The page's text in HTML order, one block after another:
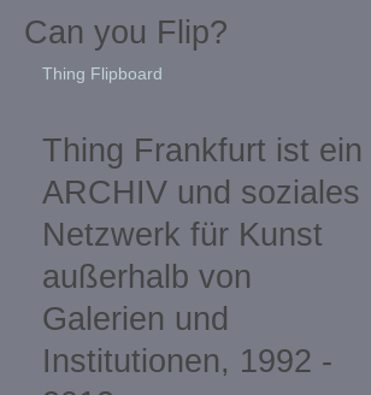
Can you Flip?
Thing Flipboard
Thing Frankfurt ist ein
ARCHIV und soziales
Netzwerk für Kunst
außerhalb von
Galerien und
Institutionen, 1992 -